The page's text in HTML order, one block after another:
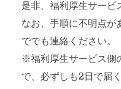
是非、福利厚生サービ
なお、手順に不明点が
ででも連絡ください。
※福利厚生サービス側
で、必ずしも2日で届